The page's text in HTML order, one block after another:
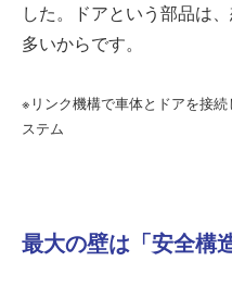
した。ドアという部品は
多いからです。
※リンク機構で車体とドアを接
ステム
最大の壁は「安全構